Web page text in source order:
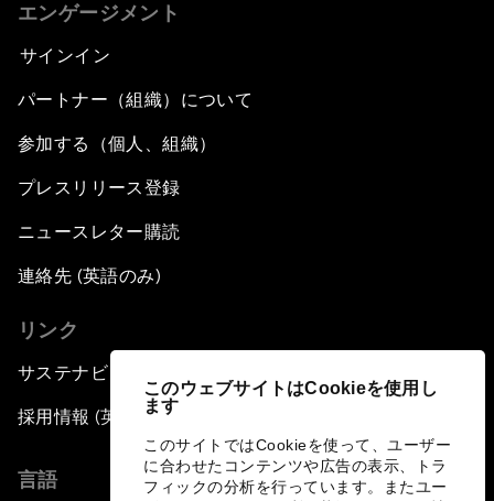
このウェブサイトはCookieを使用し
ます
このサイトではCookieを使って、ユーザー
に合わせたコンテンツや広告の表示、トラ
フィックの分析を行っています。またユー
エンゲージメント
サインイン
パートナー（組織）について
参加する（個人、組織）
プレスリリース登録
ニュースレター購読
連絡先 (英語のみ)
リンク
サステナビリティへの取り組み
採用情報 (英語のみ)
言語